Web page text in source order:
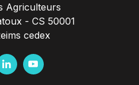
Agriculteurs
- CS 50001
cedex
L
Y